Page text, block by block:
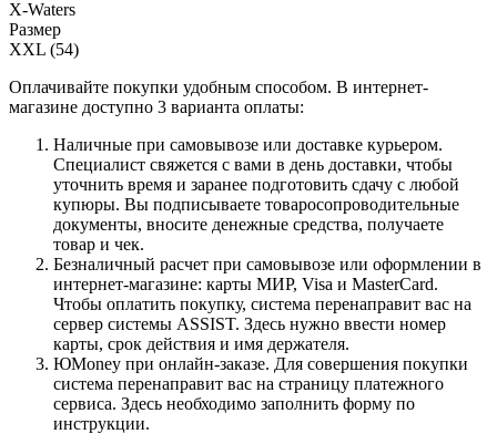
X-Waters
Размер
XXL (54)
Оплачивайте покупки удобным способом. В интернет-
магазине доступно 3 варианта оплаты:
Наличные при самовывозе или доставке курьером.
Специалист свяжется с вами в день доставки, чтобы
уточнить время и заранее подготовить сдачу с любой
купюры. Вы подписываете товаросопроводительные
документы, вносите денежные средства, получаете
товар и чек.
Безналичный расчет при самовывозе или оформлении в
интернет-магазине: карты МИР, Visa и MasterCard.
Чтобы оплатить покупку, система перенаправит вас на
сервер системы ASSIST. Здесь нужно ввести номер
карты, срок действия и имя держателя.
ЮMoney при онлайн-заказе. Для совершения покупки
система перенаправит вас на страницу платежного
сервиса. Здесь необходимо заполнить форму по
инструкции.